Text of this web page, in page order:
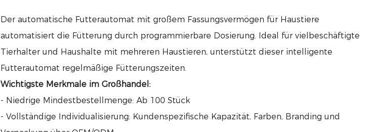
Der automatische Futterautomat mit großem Fassungsvermögen für Haustiere
automatisiert die Fütterung durch programmierbare Dosierung. Ideal für vielbeschäftigte
Tierhalter und Haushalte mit mehreren Haustieren, unterstützt dieser intelligente
Futterautomat regelmäßige Fütterungszeiten.
Wichtigste Merkmale im Großhandel:
- Niedrige Mindestbestellmenge: Ab 100 Stück
- Vollständige Individualisierung: Kundenspezifische Kapazität, Farben, Branding und